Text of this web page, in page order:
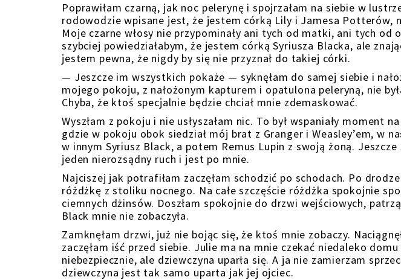
Poprawiłam czarną, jak noc pelerynę i spojrzałam na siebie w
rodowodzie wpisane jest, że jestem córką Lily i Jamesa Potterów,
Moje czarne włosy nie przypominały ani tych od matki, ani tych
szybciej powiedziałabym, że jestem córką Syriusza Blacka, ale
jestem pewna, że nigdy by się nie przyznał do takiej córki.
— Jeszcze im wszystkich pokaże — syknęłam do samej siebie i
mojego pokoju, z nałożonym kapturem i opatulona peleryną, nie
Chyba, że ktoś specjalnie będzie chciał mnie zdemaskować.
Wyszłam z pokoju i nie usłyszałam nic. To był wspaniały moment
gdzie w pokoju obok siedział mój brat z Granger i Weasley’em, w
w innym Syriusz Black, a potem Remus Lupin z swoją żoną. Jeszcze
jeden nierozsądny ruch i jest po mnie.
Najciszej jak potrafiłam zaczęłam schodzić po schodach. Po
różdżkę z stoliku nocnego. Na całe szczęście różdżka spokojnie
ciemnych dżinsów. Doszłam spokojnie do drzwi wejściowych,
Black mnie nie zobaczyła.
Zamknęłam drzwi, już nie bojąc się, że ktoś mnie zobaczy.
zaczęłam iść przed siebie. Julie ma na mnie czekać niedaleko
niebezpiecznie, ale dziewczyna uparła się. A ja nie zamierzam
dziewczyna jest tak samo uparta jak jej ojciec.